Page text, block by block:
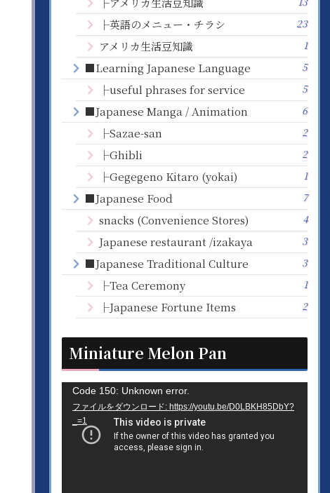
├英語のメニュー・チラシ 23
アメリカ生活豆知識 1
■Learning Japanese Language 5
├useful phrases for service 5
■Japanese Manga / Animation 6
├Sazae-san 2
├Ghibli 2
├Gegegeno Kitaro (yokai) 1
■Japanese Food 7
snacks (Convenience Stores) 4
Japanese restaurant /izakaya 3
■Japanese Traditional Culture 3
├Tea Ceremony 1
├Japanese Fortune Items 2
Miniature Melon Pan
動
画
Code 150: Unknown error.
ファイルをダウンロード: https://youtu.be/D0LBKH85DbY?
_=1